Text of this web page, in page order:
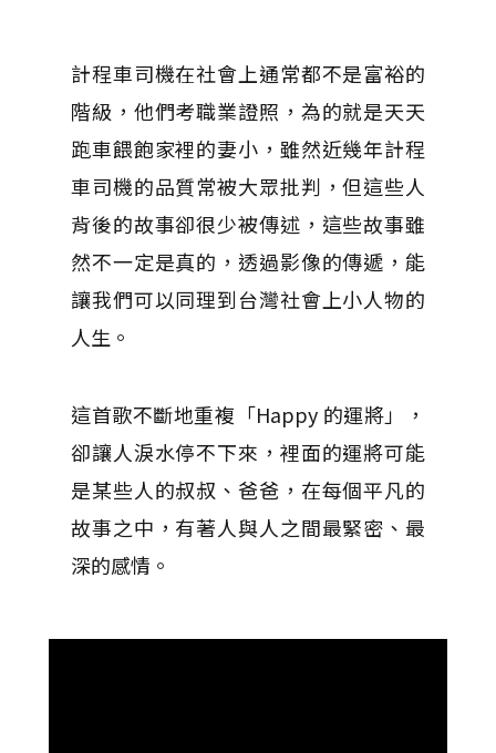
計程車司機在社會上通常都不是富裕的
階級，他們考職業證照，為的就是天天
跑車餵飽家裡的妻小，雖然近幾年計程
車司機的品質常被大眾批判，但這些人
背後的故事卻很少被傳述，這些故事雖
然不一定是真的，透過影像的傳遞，能
讓我們可以同理到台灣社會上小人物的
人生。
這首歌不斷地重複「Happy 的運將」，
卻讓人淚水停不下來，裡面的運將可能
是某些人的叔叔、爸爸，在每個平凡的
故事之中，有著人與人之間最緊密、最
深的感情。